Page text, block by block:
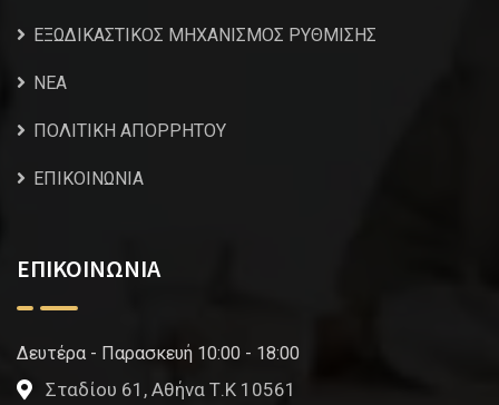
ΕΞΩΔΙΚΑΣΤΙΚΟΣ ΜΗΧΑΝΙΣΜΟΣ ΡΥΘΜΙΣΗΣ
NEA
ΠΟΛΙΤΙΚΗ ΑΠΟΡΡΗΤΟΥ
ΕΠΙΚΟΙΝΩΝΙΑ
ΕΠΙΚΟΙΝΩΝΙΑ
Δευτέρα - Παρασκευή 10:00 - 18:00
Σταδίου 61, Αθήνα Τ.Κ 10561